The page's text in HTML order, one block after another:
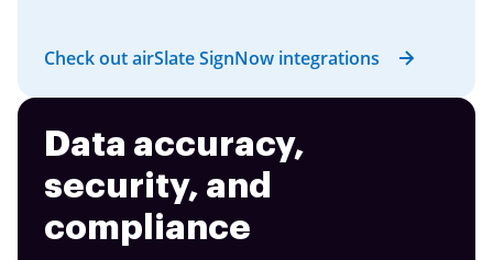
Check out airSlate SignNow integrations
Data accuracy,
security, and
compliance